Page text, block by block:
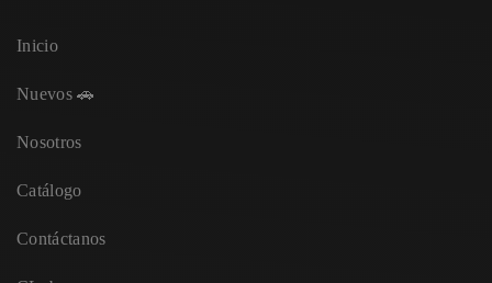
Inicio
Nuevos 🚗
Nosotros
Catálogo
Contáctanos